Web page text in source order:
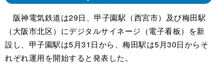
阪神電気鉄道は29日、甲子園駅（西宮市）及び梅田駅
（大阪市北区）にデジタルサイネージ（電子看板）を新
設し、甲子園駅は5月31日から、梅田駅は5月30日からそ
れぞれ運用を開始すると発表した。